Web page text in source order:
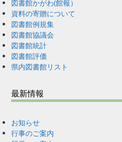
図書館かがわ(館報）
資料の寄贈について
図書館例規集
図書館協議会
図書館統計
図書館評価
県内図書館リスト
最新情報
お知らせ
行事のご案内